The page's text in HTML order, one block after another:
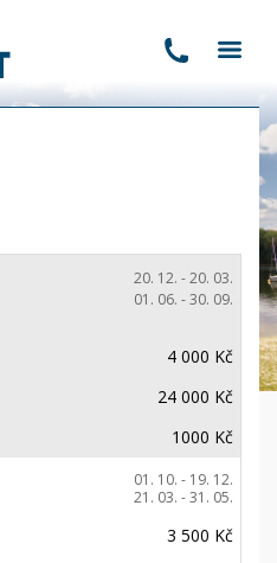
20. 12. - 20. 03.
01. 06. - 30. 09.
4 000 Kč
24 000 Kč
1000 Kč
01. 10. - 19. 12.
21. 03. - 31. 05.
3 500 Kč